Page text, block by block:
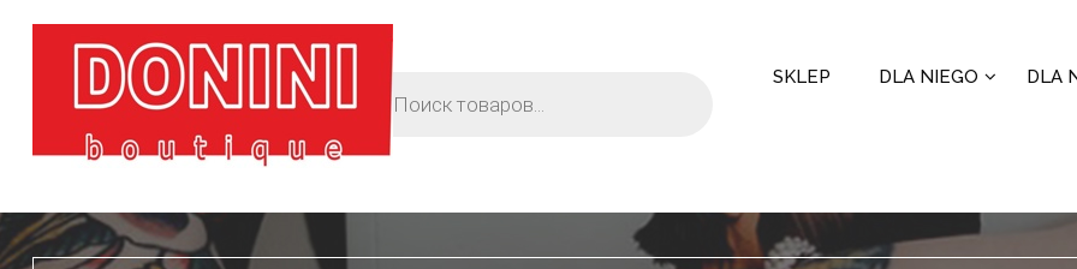
SKLEP DLA NIEGO DLA